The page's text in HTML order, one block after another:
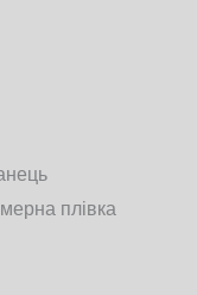
плівка